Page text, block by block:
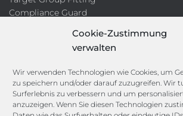
Cookie-Zustimmung
verwalten
Wir verwenden Technologien wie Cookies, um
zu speichern und/oder darauf zuzugreifen. Wir
Surferlebnis zu verbessern und um
anzuzeigen. Wenn Sie diesen Technologien
Compliance Guard
Channels
vertrieb@megasoft.de
+49 2173 265 06 0